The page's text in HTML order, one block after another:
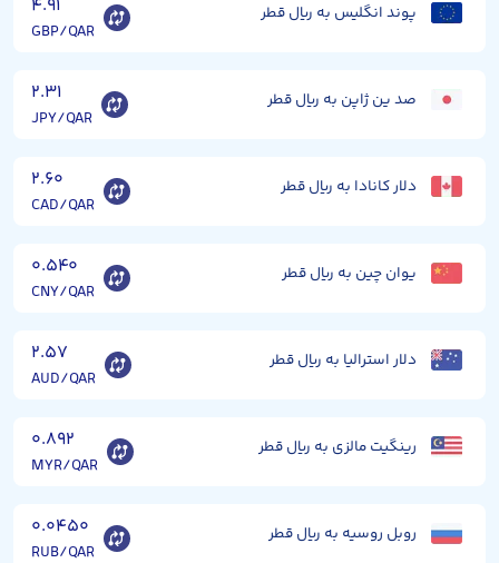
پوند انگلیس به ریال قطر ۴.۹۱
GBP/QAR
صد ین ژاپن به ریال قطر ۲.۳۱
JPY/QAR
دلار کانادا به ریال قطر ۲.۶۰
CAD/QAR
یوان چین به ریال قطر ۰.۵۴۰
CNY/QAR
دلار استرالیا به ریال قطر ۲.۵۷
AUD/QAR
رینگیت مالزی به ریال قطر ۰.۸۹۲
MYR/QAR
روبل روسیه به ریال قطر ۰.۰۴۵۰
RUB/QAR